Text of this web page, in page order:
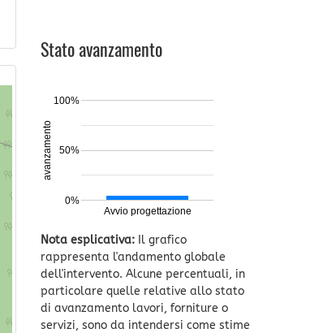
Stato avanzamento
Avvio progettazione
0%
50%
100%
avanzamento
Nota esplicativa:Il grafico
rappresenta l'andamento globale
dell'intervento. Alcune percentuali, in
particolare quelle relative allo stato
di avanzamento lavori, forniture o
servizi, sono da intendersi come stime